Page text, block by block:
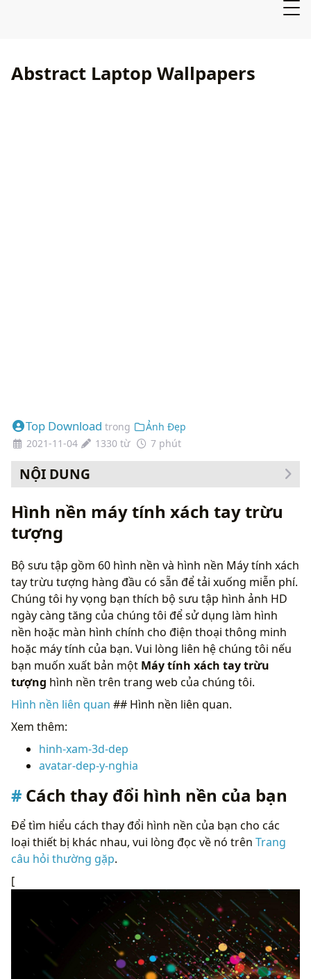
Abstract Laptop Wallpapers
Top Download trong
Ảnh Đẹp
2021-11-04
1330 từ 7 phút
NỘI DUNG
Hình nền máy tính xách tay trừu
tượng
Bộ sưu tập gồm 60 hình nền và hình nền Máy tính xách
tay trừu tượng hàng đầu có sẵn để tải xuống miễn phí.
Chúng tôi hy vọng bạn thích bộ sưu tập hình ảnh HD
ngày càng tăng của chúng tôi để sử dụng làm hình
nền hoặc màn hình chính cho điện thoại thông minh
hoặc máy tính của bạn. Vui lòng liên hệ chúng tôi nếu
bạn muốn xuất bản một Máy tính xách tay trừu
tượng hình nền trên trang web của chúng tôi.
Hình nền liên quan ## Hình nền liên quan.
Xem thêm:
hinh-xam-3d-dep
avatar-dep-y-nghia
Cách thay đổi hình nền của bạn
Để tìm hiểu cách thay đổi hình nền của bạn cho các
loại thiết bị khác nhau, vui lòng đọc về nó trên Trang
câu hỏi thường gặp.
[